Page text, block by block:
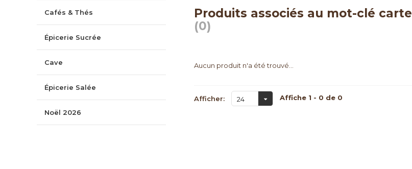
Cafés & Thés
Épicerie Sucrée
Cave
Épicerie Salée
Noël 2026
Produits associés au mot-clé carte
(0)
Aucun produit n'a été trouvé...
Afficher: 24 Affiche 1 - 0 de 0